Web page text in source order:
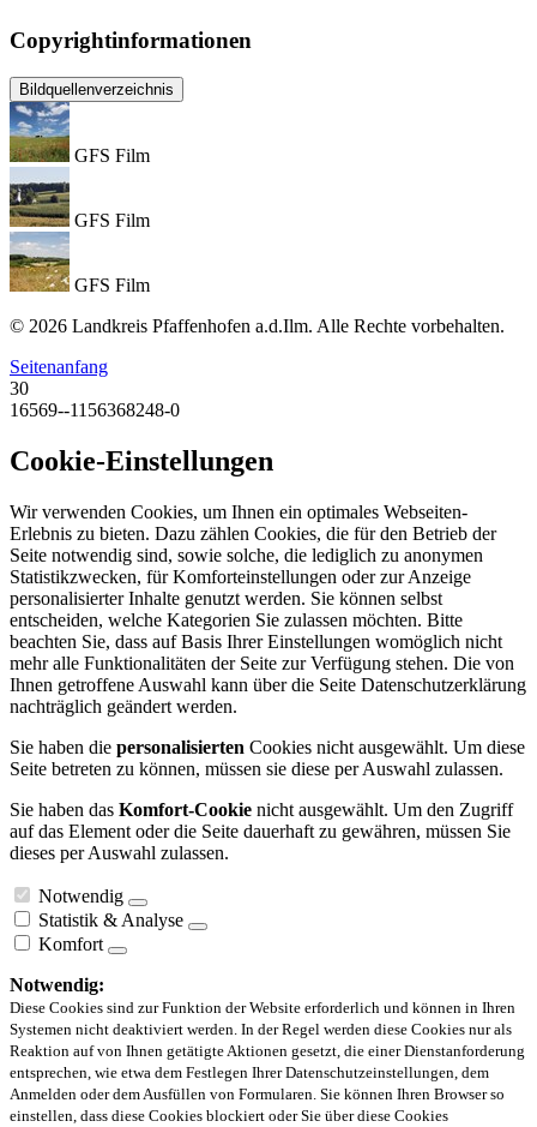
Copyrightinformationen
Bildquellenverzeichnis
GFS Film
GFS Film
GFS Film
© 2026 Landkreis Pfaffenhofen a.d.Ilm. Alle Rechte vorbehalten.
Seitenanfang
30
16569--1156368248-0
Cookie-Einstellungen
Wir verwenden Cookies, um Ihnen ein optimales Webseiten-
Erlebnis zu bieten. Dazu zählen Cookies, die für den Betrieb der
Seite notwendig sind, sowie solche, die lediglich zu anonymen
Statistikzwecken, für Komforteinstellungen oder zur Anzeige
personalisierter Inhalte genutzt werden. Sie können selbst
entscheiden, welche Kategorien Sie zulassen möchten. Bitte
beachten Sie, dass auf Basis Ihrer Einstellungen womöglich nicht
mehr alle Funktionalitäten der Seite zur Verfügung stehen. Die von
Ihnen getroffene Auswahl kann über die Seite Datenschutzerklärung
nachträglich geändert werden.
Sie haben die personalisierten Cookies nicht ausgewählt. Um diese
Seite betreten zu können, müssen sie diese per Auswahl zulassen.
Sie haben das Komfort-Cookie nicht ausgewählt. Um den Zugriff
auf das Element oder die Seite dauerhaft zu gewähren, müssen Sie
dieses per Auswahl zulassen.
Notwendig
Statistik & Analyse
Komfort
Notwendig:
Diese Cookies sind zur Funktion der Website erforderlich und können in Ihren
Systemen nicht deaktiviert werden. In der Regel werden diese Cookies nur als
Reaktion auf von Ihnen getätigte Aktionen gesetzt, die einer Dienstanforderung
entsprechen, wie etwa dem Festlegen Ihrer Datenschutzeinstellungen, dem
Anmelden oder dem Ausfüllen von Formularen. Sie können Ihren Browser so
einstellen, dass diese Cookies blockiert oder Sie über diese Cookies